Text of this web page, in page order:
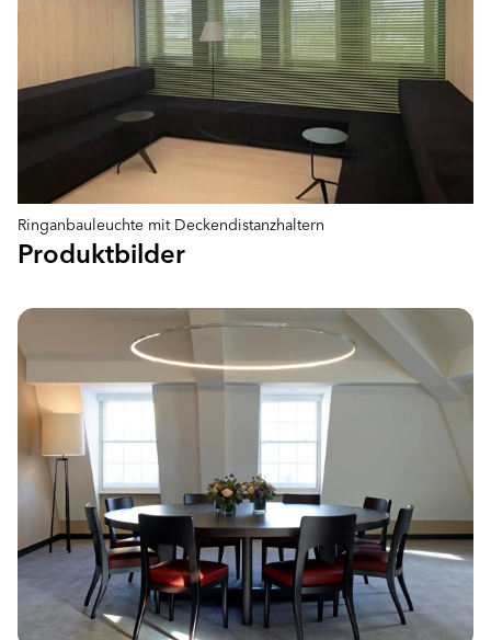
Ringanbauleuchte mit Deckendistanzhaltern
Produktbilder